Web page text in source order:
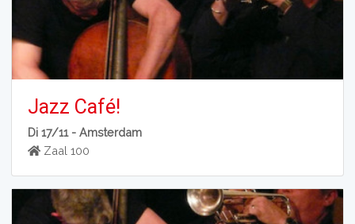
Jazz Café!
Di 17/11 -Amsterdam
Zaal 100